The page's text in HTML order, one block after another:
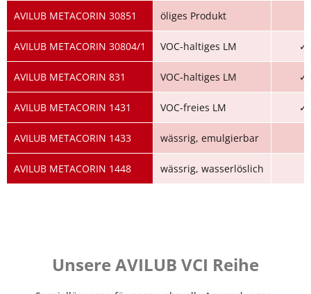
AVILUB METACORIN 30851 öliges Produkt
AVILUB METACORIN 30804/1 VOC-haltiges LM ✓
AVILUB METACORIN 831 VOC-haltiges LM ✓
AVILUB METACORIN 1431 VOC-freies LM ✓
AVILUB METACORIN 1433 wässrig, emulgierbar
AVILUB METACORIN 1448 wässrig, wasserlöslich
Unsere AVILUB VCI Reihe